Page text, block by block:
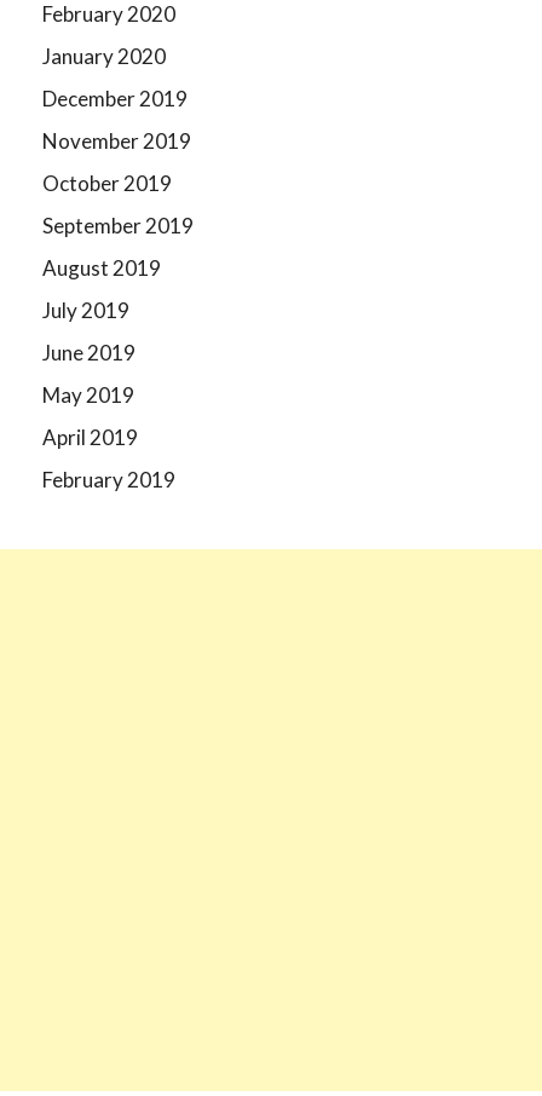
February 2020
January 2020
December 2019
November 2019
October 2019
September 2019
August 2019
July 2019
June 2019
May 2019
April 2019
February 2019